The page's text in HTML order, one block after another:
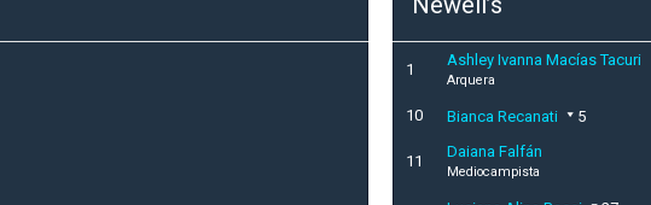
1
Ashley Ivanna Macías Tacuri
Arquera
10 Bianca Recanati 5
11
Daiana Falfán
Mediocampista